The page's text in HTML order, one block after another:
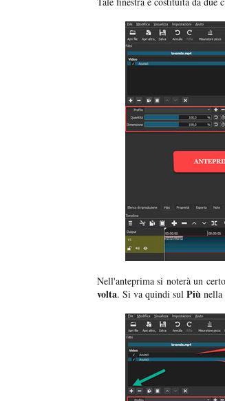
Nell'anteprima si noterà un
volta. Si va quindi sul Più nella